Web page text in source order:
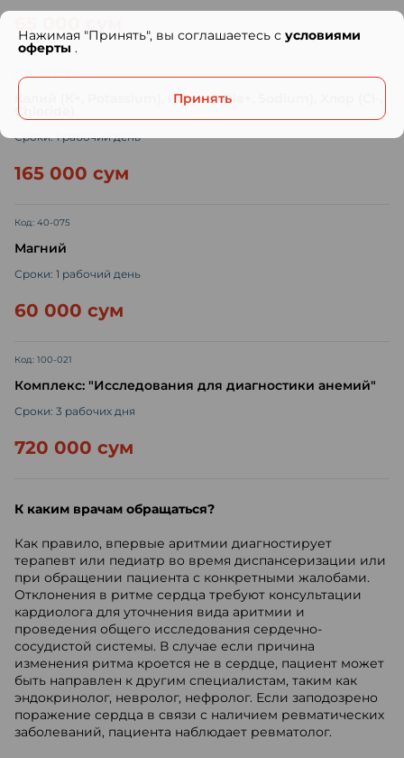
Калий (К+, Potassium), Натрий (Na+, Sodium), Хлор (Сl-,
Chloride)
Сроки: 1 рабочий день
165 000 сум
Код: 40-075
Магний
Сроки: 1 рабочий день
60 000 сум
Код: 100-021
Комплекс: "Исследования для диагностики анемий"
Сроки: 3 рабочих дня
720 000 сум
К каким врачам обращаться?
Как правило, впервые аритмии диагностирует
терапевт или педиатр во время диспансеризации или
при обращении пациента с конкретными жалобами.
Отклонения в ритме сердца требуют консультации
кардиолога для уточнения вида аритмии и
проведения общего исследования сердечно-
сосудистой системы. В случае если причина
изменения ритма кроется не в сердце, пациент может
быть направлен к другим специалистам, таким как
эндокринолог, невролог, нефролог. Если заподозрено
поражение сердца в связи с наличием ревматических
заболеваний, пациента наблюдает ревматолог.
Нажимая "Принять", вы соглашаетесь с условиями
оферты .
Принять